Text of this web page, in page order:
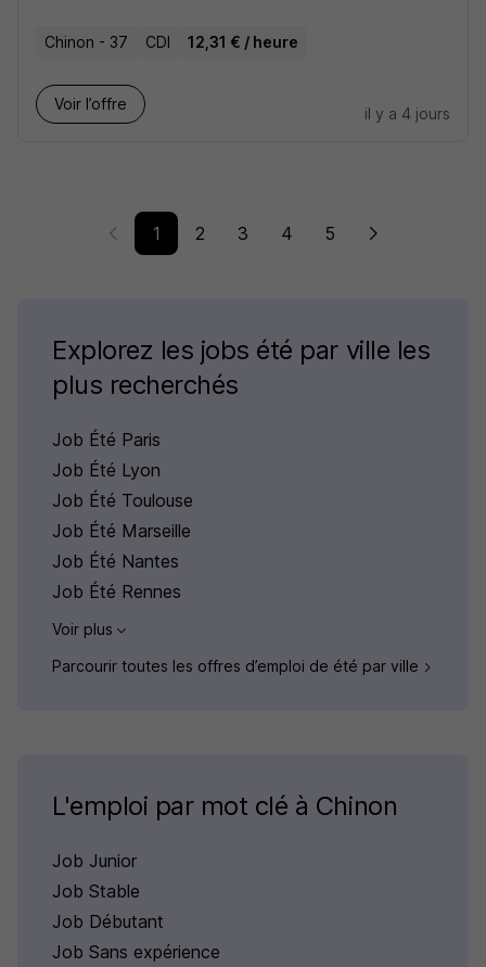
Chinon - 37 CDI 12,31 € / heure
Voir l’offre
il y a 4 jours
1 2 3 4 5
Explorez les jobs été par ville les
plus recherchés
Job Été Paris
Job Été Lyon
Job Été Toulouse
Job Été Marseille
Job Été Nantes
Job Été Rennes
Voir plus
Parcourir toutes les offres d’emploi de été par ville
L'emploi par mot clé à Chinon
Job Junior
Job Stable
Job Débutant
Job Sans expérience